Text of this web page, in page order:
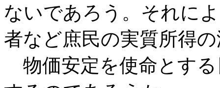
ないであろう。それに
者など庶民の実質所得
物価安定を使命とす